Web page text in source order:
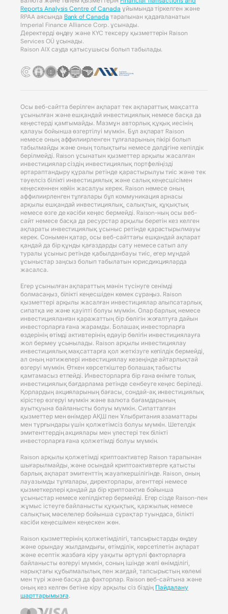
Reports Analysis Centre of Canada ұйымында тіркелген және
RPAA аясында Bank of Canada тарапынан қадағаланатын
Imperial Finance Alliance Corp. ұсынады.
Деректерді өңдеу және KYC тексеру қызметтерін Raison
Services OÜ ұсынады.
Raison AIX сауда қатысушысы болып табылады.
Осы веб-сайтта берілген ақпарат тек ақпараттық мақсатта
ұсынылған және ешқандай инвестициялық немесе басқа да
кеңестерді қамтымайды. Мазмұн авторлық құқық иесінің
қалауы бойынша өзгертілуі мүмкін. Бұл ақпарат Raison
немесе оның аффилиирленген тұлғаларының пікірі болып
табылмайды және оның толықтығы немесе дәлдігіне кепілдік
берілмейді. Raison ұсынатын қызметтер арқылы жасалған
инвестициялар сіздің инвестициялық портфеліңізді
әртараптандыру құралы ретінде қарастырылуы тиіс және тек
тәуелсіз білікті инвестициялық және салық кеңесшісімен
кеңескеннен кейін жасалуы керек. Raison немесе оның
аффилиирленген тұлғалары бұл коммуникация арнасы
арқылы ешқандай инвестициялық, салықтық, құқықтық
немесе өзге де кәсіби кеңес бермейді. Raison-ның осы веб-
сайт немесе басқа да ресурстар арқылы беретін кез келген
ақпараты инвестициялық ұсыныс ретінде қарастырылмауы
керек. Сонымен қатар, осы веб-сайттағы ешқандай ақпарат
қандай да бір құнды қағаздарды сату немесе сатып алу
туралы ұсыныс ретінде қабылданбауы тиіс, егер мұндай
ұсыныстар заңсыз болып табылатын юрисдикцияларда
жасалса.
Егер ұсынылған ақпараттың мәнін түсінуге сенімді
болмасаңыз, білікті кеңесшіден көмек сұраңыз. Raison
қызметтері арқылы жасалған инвестициялар алыпсатарлық
сипатқа ие және қауіпті болуы мүмкін. Олар барлық немесе
инвестицияланған қаражаттың бір бөлігін жоғалтуға дайын
инвесторларға ғана жарамды. Болашақ инвесторларға
өздерінің өтімді активтерінің едәуір бөлігін инвестициялауға
жол бермеу ұсынылады. Raison арқылы инвестициялау
инвестициялық мақсаттарға қол жеткізуге кепілдік бермейді,
ал оның нәтижелері инвестициялау кезеңінде айтарлықтай
өзгеруі мүмкін. Өткен көрсеткіштер болашақ табысты
қамтамасыз етпейді. Инвесторларға бір ғана өнімге толық
инвестициялық бағдарлама ретінде сенбеуге кеңес беріледі.
Қорлардың акцияларының бағасы, сондай-ақ инвестициялық
кірістер өзгеруі мүмкін және валюта бағамдарының
ауытқуына байланысты болуы мүмкін. Сипатталған
қызметтер мен өнімдер АҚШ пен Ұлыбритания азаматтары
мен тұрғындары үшін қолжетімсіз болуы мүмкін. Шетелдік
эмитенттердің акциялары мен үлестері тек білікті
инвесторларға ғана қолжетімді болуы мүмкін.
Raison арқылы қолжетімді криптоактивтер Raison тарапынан
шығарылмайды, және осындай криптоактивтерге қатысты
барлық ақпарат эмитенттің жауапкершілігінде. Raison, оның
лауазымды тұлғалары, директорлары, агенттері немесе
қызметкерлері қандай да бір криптоактив бойынша
ұсыныстар немесе кепілдіктер бермейді. Егер сізде Raison-пен
жұмыс істеуге байланысты құқықтық, қаржылық немесе
салықтық мәселелер бойынша сұрақтар туындаса, білікті
кәсіби кеңесшімен кеңескен жөн.
Raison қызметтерінің қолжетімділігі, тапсырыстарды өңдеу
және орындау жылдамдығы, өтімділік, көрсетілетін ақпарат
және есептік жазбаға кіру уақыты әртүрлі факторларға
байланысты өзгеруі мүмкін, соның ішінде желі өнімділігі,
нарықтағы құбылмалылық пен жағдай, тапсырыстың көлемі
мен түрі және басқа да факторлар. Raison веб-сайтына және
оның кез келген бетіне кіру арқылы сіз біздің Пайдалану
шарттарымызға.